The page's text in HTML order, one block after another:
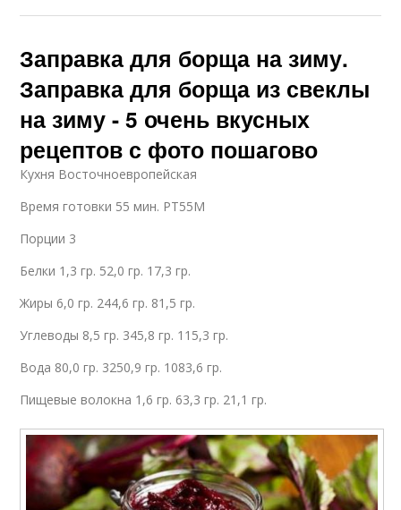
Заправка для борща на зиму.
Заправка для борща из свеклы
на зиму - 5 очень вкусных
рецептов с фото пошагово
Кухня Восточноевропейская
Время готовки 55 мин. PT55M
Порции 3
Белки 1,3 гр. 52,0 гр. 17,3 гр.
Жиры 6,0 гр. 244,6 гр. 81,5 гр.
Углеводы 8,5 гр. 345,8 гр. 115,3 гр.
Вода 80,0 гр. 3250,9 гр. 1083,6 гр.
Пищевые волокна 1,6 гр. 63,3 гр. 21,1 гр.